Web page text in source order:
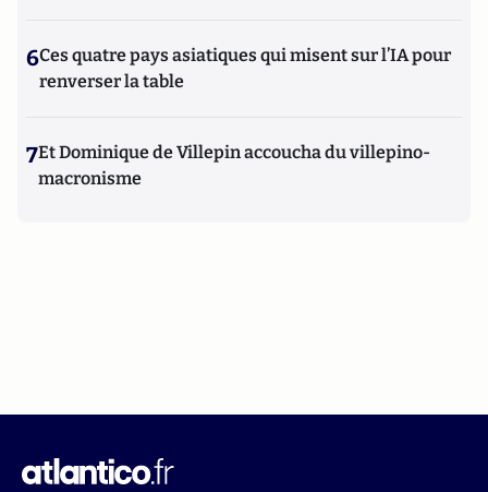
6Ces quatre pays asiatiques qui misent sur l’IA pour
renverser la table
7Et Dominique de Villepin accoucha du villepino-
macronisme